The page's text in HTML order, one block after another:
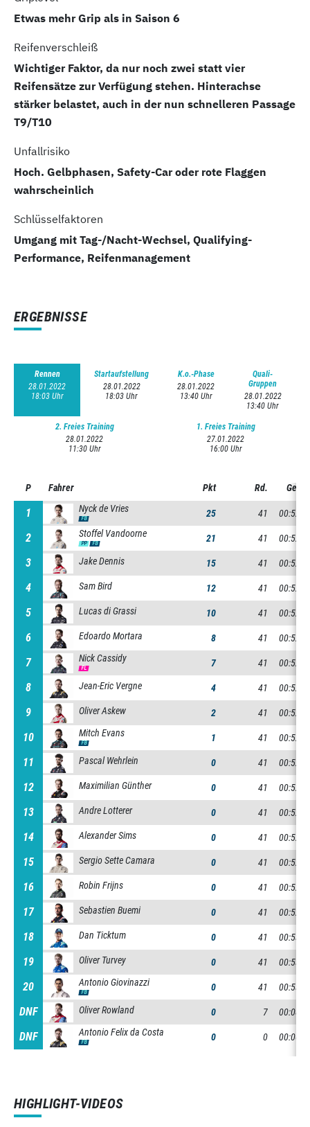
Etwas mehr Grip als in Saison 6
Reifenverschleiß
Wichtiger Faktor, da nur noch zwei statt vier
Reifensätze zur Verfügung stehen. Hinterachse
stärker belastet, auch in der nun schnelleren Passage
T9/T10
Unfallrisiko
Hoch. Gelbphasen, Safety-Car oder rote Flaggen
wahrscheinlich
Schlüsselfaktoren
Umgang mit Tag-/Nacht-Wechsel, Qualifying-
Performance, Reifenmanagement
ERGEBNISSE
Rennen
28.01.2022
18:03 Uhr
Startaufstellung
28.01.2022
18:03 Uhr
K.o.-Phase
28.01.2022
13:40 Uhr
Quali-
Gruppen
28.01.2022
13:40 Uhr
2. Freies Training
28.01.2022
11:30 Uhr
1. Freies Training
27.01.2022
16:00 Uhr
P Fahrer Pkt Rd.
1 Nyck de Vries
FB 25 41
2 Stoffel Vandoorne
PP FB 21 41
3 Jake Dennis 15 41
4 Sam Bird 12 41
5 Lucas di Grassi 10 41
6 Edoardo Mortara 8 41
7 Nick Cassidy
FL 7 41
8 Jean-Eric Vergne 4 41
9 Oliver Askew 2 41
10 Mitch Evans
FB 1 41
11 Pascal Wehrlein 0 41
12 Maximilian Günther 0 41
13 Andre Lotterer 0 41
14 Alexander Sims 0 41
15 Sergio Sette Camara 0 41
16 Robin Frijns 0 41
17 Sebastien Buemi 0 41
18 Dan Ticktum 0 41
19 Oliver Turvey 0 41
20 Antonio Giovinazzi
FB 0 41
DNF Oliver Rowland 0 7
DNF Antonio Felix da Costa
FB 0 0
P
1
2
3
4
5
6
7
8
9
10
11
12
13
14
15
16
17
18
19
20
DNF
DNF
HIGHLIGHT-VIDEOS